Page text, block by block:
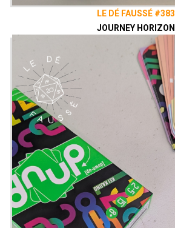
LE DÉ FAUSSÉ #383
JOURNEY HORIZON